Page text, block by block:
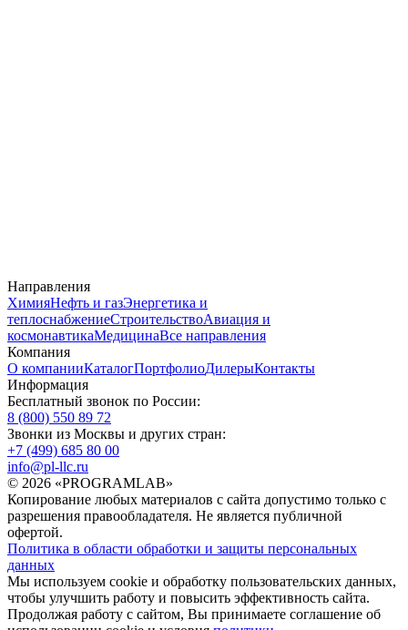
Направления
ХимияНефть и газЭнергетика и
теплоснабжениеСтроительствоАвиация и
космонавтикаМедицинаВсе направления
Компания
О компанииКаталогПортфолиоДилерыКонтакты
Информация
Бесплатный звонок по России:
8 (800) 550 89 72
Звонки из Москвы и других стран:
+7 (499) 685 80 00
info@pl-llc.ru
© 2026 «PROGRAMLAB»
Копирование любых материалов с сайта допустимо только с
разрешения правообладателя. Не является публичной
офертой.
Политика в области обработки и защиты персональных
данных
Мы используем cookie и обработку пользовательских данных,
чтобы улучшить работу и повысить эффективность сайта.
Продолжая работу с сайтом, Вы принимаете соглашение об